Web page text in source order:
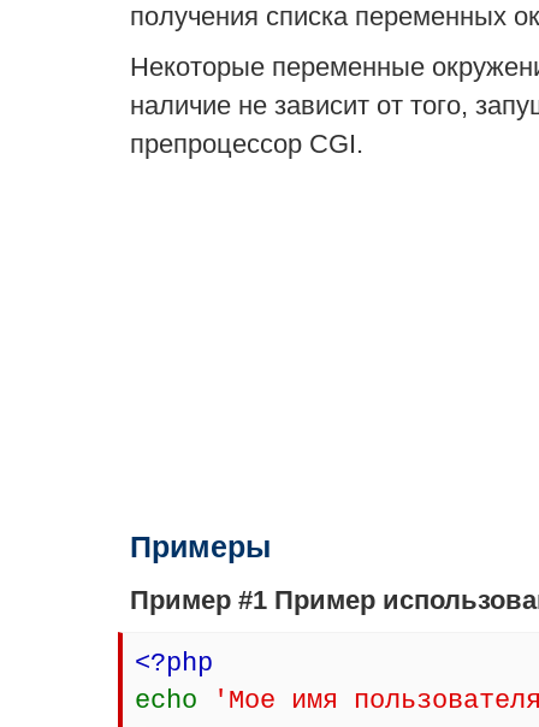
получения списка переменных
Некоторые переменные
наличие не зависит от того,
препроцессор CGI.
Примеры
Пример #1 Пример
<?php
echo
'Мое имя